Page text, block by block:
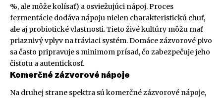
%, ale môže kolísať) a osviežujúci nápoj. Proces
fermentácie dodáva nápoju nielen charakteristickú chuť,
ale aj probiotické vlastnosti. Tieto živé kultúry môžu mať
priaznivý vplyv na tráviaci systém. Domáce zázvorové pivo
sa často pripravuje s minimom prísad, čo zabezpečuje jeho
čistotu a autentickosť.
Komerčné zázvorové nápoje
Na druhej strane spektra sú komerčné zázvorové nápoje,